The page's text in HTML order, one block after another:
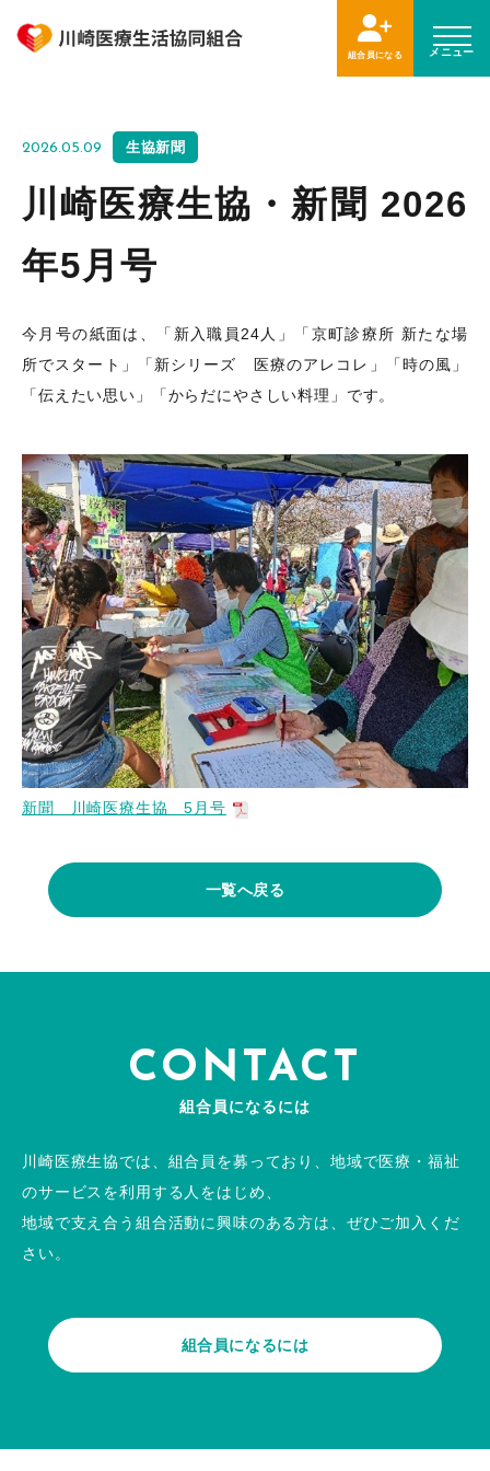
組合員になる メニュー
2026.05.09 生協新聞
川崎医療生協・新聞 2026
年5月号
今月号の紙面は、「新入職員24人」「京町診療所 新たな場
所でスタート」「新シリーズ 医療のアレコレ」「時の風」
「伝えたい思い」「からだにやさしい料理」です。
新聞 川崎医療生協 5月号
一覧へ戻る
CONTACT
組合員になるには
川崎医療生協では、組合員を募っており、地域で医療・福祉
のサービスを利用する人をはじめ、
地域で支え合う組合活動に興味のある方は、ぜひご加入くだ
さい。
組合員になるには